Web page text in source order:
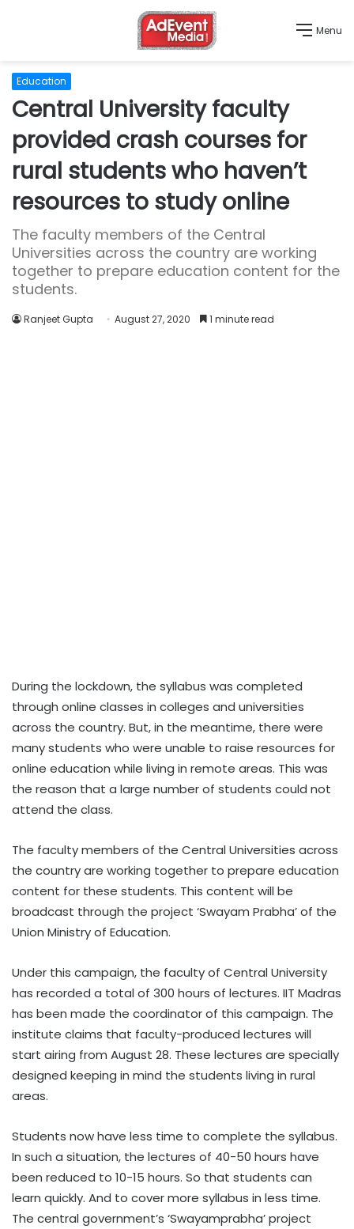
Menu
Education
Central University faculty
provided crash courses for
rural students who haven’t
resources to study online
The faculty members of the Central
Universities across the country are working
together to prepare education content for the
students.
Ranjeet Gupta August 27, 2020 1 minute read
During the lockdown, the syllabus was completed
through online classes in colleges and universities
across the country. But, in the meantime, there were
many students who were unable to raise resources for
online education while living in remote areas. This was
the reason that a large number of students could not
attend the class.
The faculty members of the Central Universities across
the country are working together to prepare education
content for these students. This content will be
broadcast through the project ‘Swayam Prabha’ of the
Union Ministry of Education.
Under this campaign, the faculty of Central University
has recorded a total of 300 hours of lectures. IIT Madras
has been made the coordinator of this campaign. The
institute claims that faculty-produced lectures will
start airing from August 28. These lectures are specially
designed keeping in mind the students living in rural
areas.
Students now have less time to complete the syllabus.
In such a situation, the lectures of 40-50 hours have
been reduced to 10-15 hours. So that students can
learn quickly. And to cover more syllabus in less time.
The central government’s ‘Swayamprabha’ project